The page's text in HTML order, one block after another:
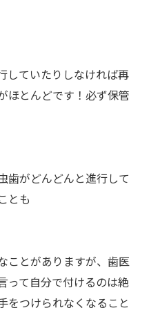
していたりしなければ再
ほとんどです！必ず保管
歯がどんどんと進行して
とも
ことがありますが、歯医
って自分で付けるのは絶
をつけられなくなること